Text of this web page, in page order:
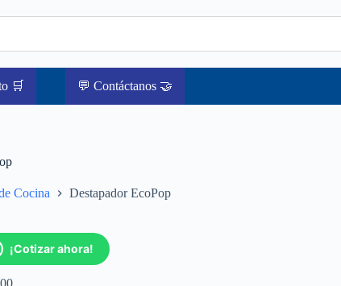
🛒 💬 Contáctanos 🤝
Cocina Destapador EcoPop
¡Cotizar ahora!